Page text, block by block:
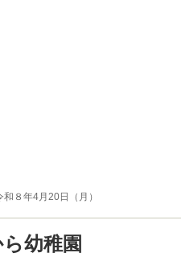
和８年4月20日（月）
幼稚園